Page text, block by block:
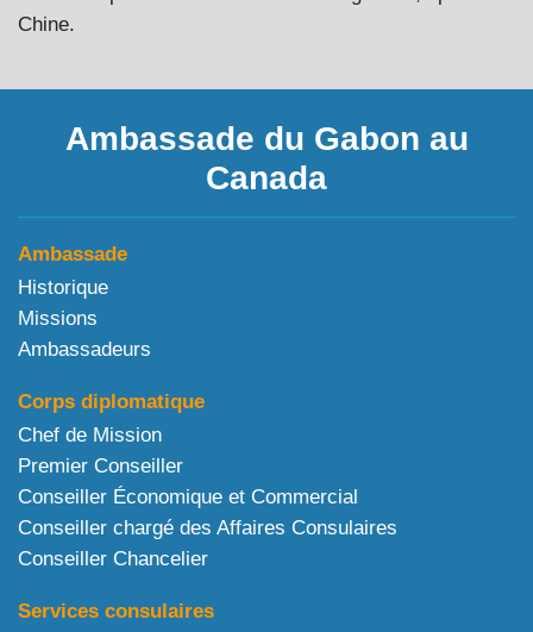
Chine.
Ambassade du Gabon au
Canada
Ambassade
Historique
Missions
Ambassadeurs
Corps diplomatique
Chef de Mission
Premier Conseiller
Conseiller Économique et Commercial
Conseiller chargé des Affaires Consulaires
Conseiller Chancelier
Services consulaires